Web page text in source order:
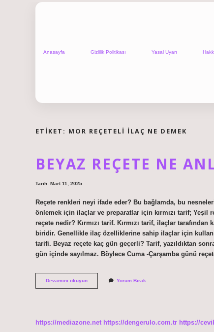
Anasayfa Gizlilik Politikası Yasal Uyarı
ETIKET: MOR REÇETELI ILAÇ NE DEMEK
BEYAZ REÇETE NE
Tarih: Mart 11, 2025
Reçete renkleri neyi ifade eder? Bu bağlamda, bu
önlemek için ilaçlar ve preparatlar için kırmızı tarif;
reçete nedir? Kırmızı tarif. Kırmızı tarif, ilaçlar
biridir. Genellikle ilaç özelliklerine sahip ilaçlar için
tarifi. Beyaz reçete kaç gün geçerli? Tarif, yazıldıktan
gün içinde sayılmaz. Böylece Cuma -Çarşamba günü
Devamını okuyunBeyaz
Reçete
Yorum Bırak
https://mediazone.net https://dengerulo.com.tr https://